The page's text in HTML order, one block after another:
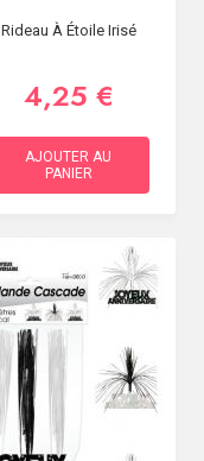
Rideau À Étoile Irisé
4,25 €
AJOUTER AU
PANIER